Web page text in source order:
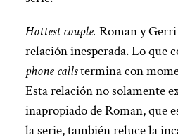
Hottest couple. Roman y
relación inesperada. Lo que
phone callstermina con
Esta relación no solamente
inapropiado de Roman, que
la serie, también reluce la